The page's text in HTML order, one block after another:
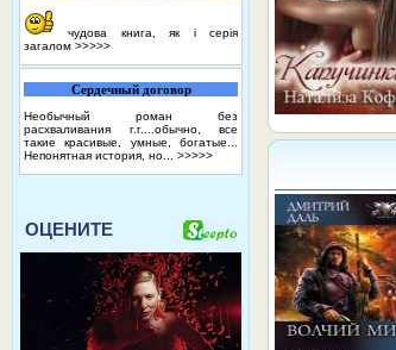
чудова книга, як і серія
загалом >>>>>
Сердечный договор
Необычный роман без
расхваливания г.г....обычно, все
такие красивые, умные, богатые...
Непонятная история, но... >>>>>
ОЦЕНИТЕ